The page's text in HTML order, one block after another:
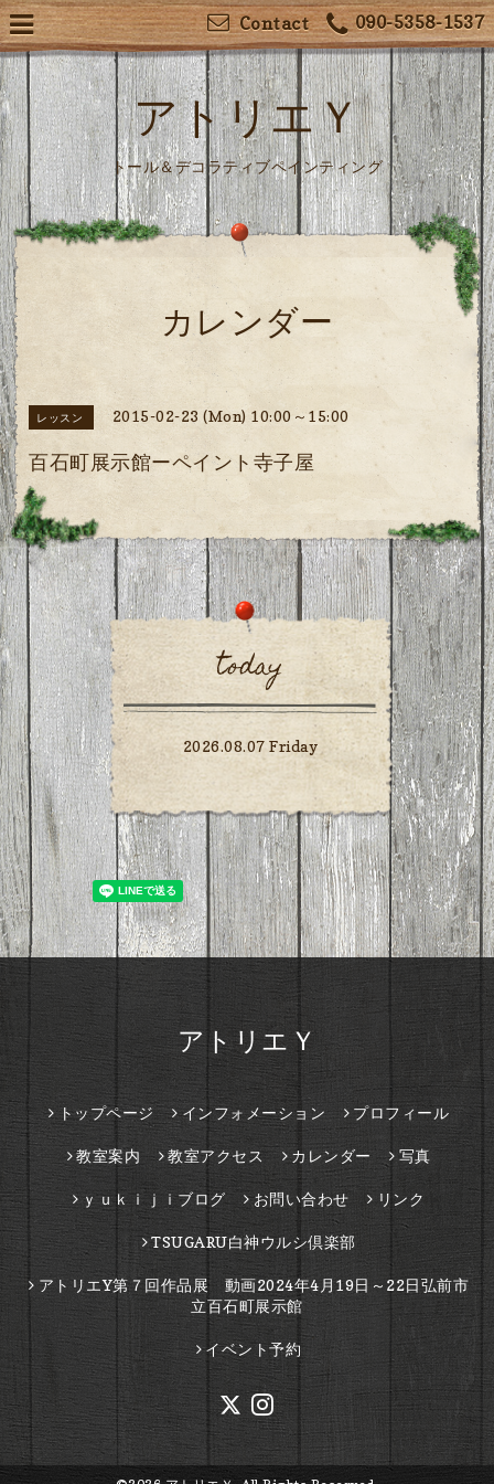
090-5358-1537
Contact
アトリエＹ
トール＆デコラティブペインティング
カレンダー
レッスン 2015-02-23 (Mon) 10:00～15:00
百石町展示館ーペイント寺子屋
today
2026.08.07 Friday
アトリエＹ
トップページ インフォメーション プロフィール
教室案内 教室アクセス カレンダー 写真
ｙｕｋｉｊｉブログ お問い合わせ リンク
TSUGARU白神ウルシ倶楽部
アトリエY第７回作品展 動画2024年4月19日～22日弘前市
立百石町展示館
イベント予約